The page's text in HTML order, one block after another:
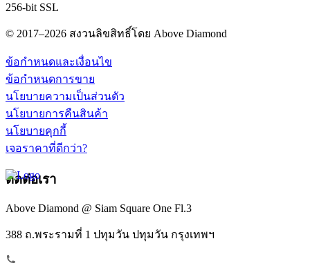
256-bit SSL
© 2017–2026 สงวนลิขสิทธิ์โดย Above Diamond
ข้อกำหนดและเงื่อนไข
ข้อกำหนดการขาย
นโยบายความเป็นส่วนตัว
นโยบายการคืนสินค้า
นโยบายคุกกี้
เจอราคาที่ดีกว่า?
ติดต่อเรา
Above Diamond @ Siam Square One Fl.3
388 ถ.พระรามที่ 1 ปทุมวัน ปทุมวัน กรุงเทพฯ